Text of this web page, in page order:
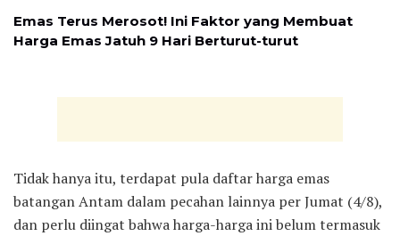
Emas Terus Merosot! Ini Faktor yang Membuat
Harga Emas Jatuh 9 Hari Berturut-turut
Tidak hanya itu, terdapat pula daftar harga emas
batangan Antam dalam pecahan lainnya per Jumat (4/8),
dan perlu diingat bahwa harga-harga ini belum termasuk